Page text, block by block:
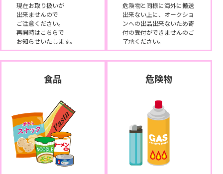
現在お取り扱いが
出来ませんので
ご注意ください。
再開時はこちらで
お知らせいたします。
危険物と同様に海外に搬送
出来ない上に、オークショ
ンへの出品出来ないため寄
付の受付ができませんのご
了承ください。
食品 危険物